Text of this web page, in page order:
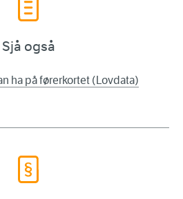
Sjå også
ha på førerkortet (Lovdata)